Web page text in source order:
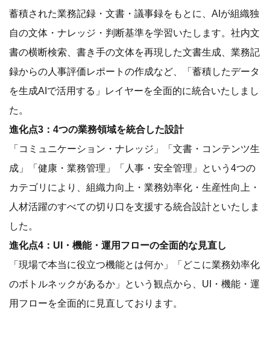
蓄積された業務記録・文書・議事録をもとに、AIが組織独
自の文体・ナレッジ・判断基準を学習いたします。社内文
書の横断検索、書き手の文体を再現した文書生成、業務記
録からの人事評価レポートの作成など、「蓄積したデータ
を生成AIで活用する」レイヤーを全面的に統合いたしまし
た。
進化点3：4つの業務領域を統合した設計
「コミュニケーション・ナレッジ」「文書・コンテンツ生
成」「健康・業務管理」「人事・安全管理」という4つの
カテゴリにより、組織力向上・業務効率化・生産性向上・
人材活躍のすべての切り口を支援する統合設計といたしま
した。
進化点4：UI・機能・運用フローの全面的な見直し
「現場で本当に役立つ機能とは何か」「どこに業務効率化
のボトルネックがあるか」という観点から、UI・機能・運
用フローを全面的に見直しております。